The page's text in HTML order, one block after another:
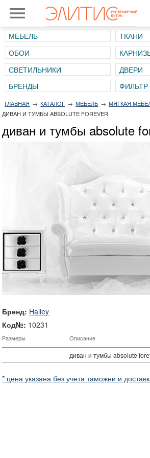
МЕБЕЛЬ
ТКАНИ
ОБОИ
СВЕТИЛЬНИКИ
ДВЕРИ
ГЛАВНАЯ → КАТАЛОГ → МЕБЕЛЬ → МЯГКАЯ
ДИВАН И ТУМБЫ ABSOLUTE FOREVER
диван и тумбы absolute
Бренд: Halley
Код№: 10231
Размеры Описание
диван и тумбы absolute
* цена указана без учета таможни и